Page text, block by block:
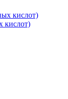
кислот)